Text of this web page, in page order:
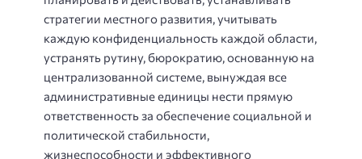
стратегии местного развития, учитывать
каждую конфиденциальность каждой области,
устранять рутину, бюрократию, основанную на
централизованной системе, вынуждая все
административные единицы нести прямую
ответственность за обеспечение социальной и
политической стабильности,
жизнеспособности и эффективного